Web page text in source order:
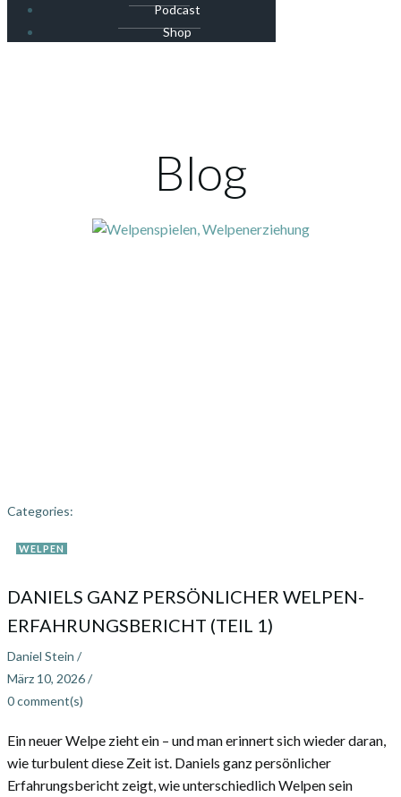
Podcast
Shop
Blog
Categories:
WELPEN
DANIELS GANZ PERSÖNLICHER WELPEN-
ERFAHRUNGSBERICHT (TEIL 1)
Daniel Stein /
März 10, 2026/
0comment(s)
Ein neuer Welpe zieht ein – und man erinnert sich wieder daran,
wie turbulent diese Zeit ist. Daniels ganz persönlicher
Erfahrungsbericht zeigt, wie unterschiedlich Welpen sein